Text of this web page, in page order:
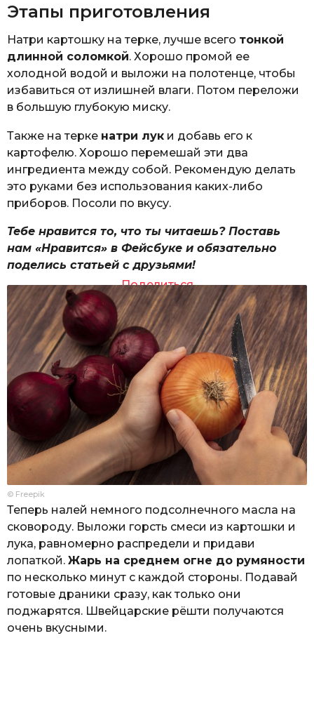
Этапы приготовления
Натри картошку на терке, лучше всего тонкой
длинной соломкой. Хорошо промой ее
холодной водой и выложи на полотенце, чтобы
избавиться от излишней влаги. Потом переложи
в большую глубокую миску.
Также на терке натри лук и добавь его к
картофелю. Хорошо перемешай эти два
ингредиента между собой. Рекомендую делать
это руками без использования каких-либо
приборов. Посоли по вкусу.
Тебе нравится то, что ты читаешь? Поставь
нам «Нравится» в Фейсбуке и обязательно
поделись статьей с друзьями!
Поделиться
© Freepik
Теперь налей немного подсолнечного масла на
сковороду. Выложи горсть смеси из картошки и
лука, равномерно распредели и придави
лопаткой. Жарь на среднем огне до румяности
по несколько минут с каждой стороны. Подавай
готовые драники сразу, как только они
поджарятся. Швейцарские рёшти получаются
очень вкусными.